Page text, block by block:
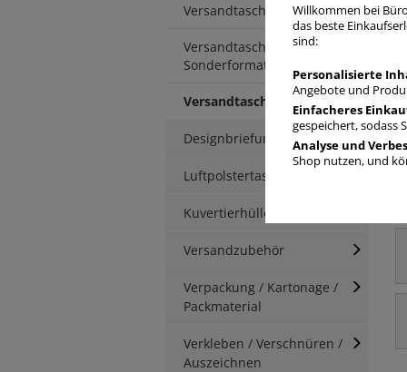
Versandtaschen E4
Versandtaschen
Sonderformate
Versandtaschen B4
Designbriefumschläge
Luftpolstertaschen
Kuvertierhüllen
Versandzubehör
Verpackung / Kartonage /
Packmaterial
Verkleben / Verschnüren /
Auszeichnen
Willkommen bei
das beste
sind:
Personalisierte
Angebote und
Einfacheres
gespeichert, sodass
Analyse und
Shop nutzen, und